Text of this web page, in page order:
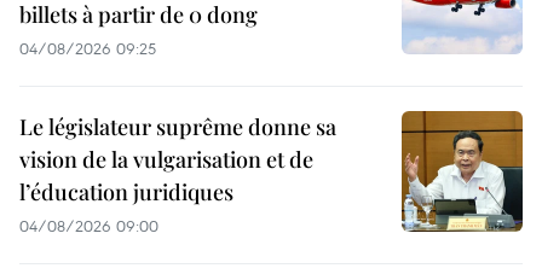
billets à partir de 0 dong
04/08/2026 09:25
Le législateur suprême donne sa
vision de la vulgarisation et de
l’éducation juridiques
04/08/2026 09:00